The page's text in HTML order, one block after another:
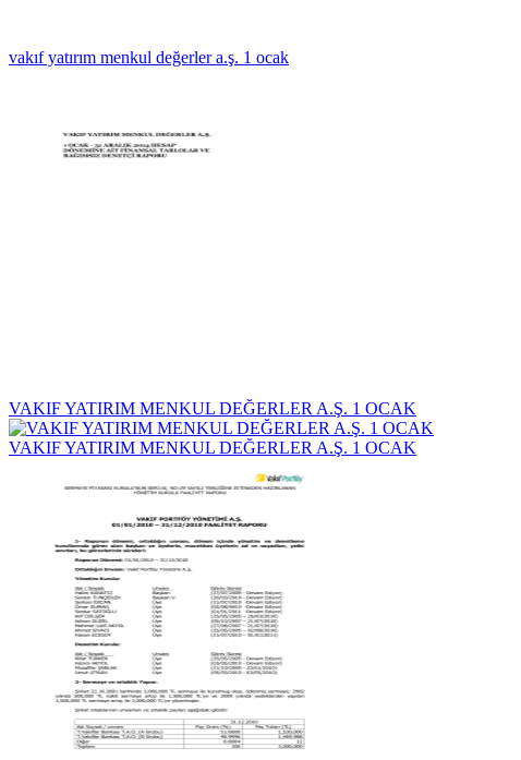
vakıf yatırım menkul değerler a.ş. 1 ocak
VAKIF YATIRIM MENKUL DEĞERLER A.Ş. 1 OCAK
VAKIF YATIRIM MENKUL DEĞERLER A.Ş. 1 OCAK